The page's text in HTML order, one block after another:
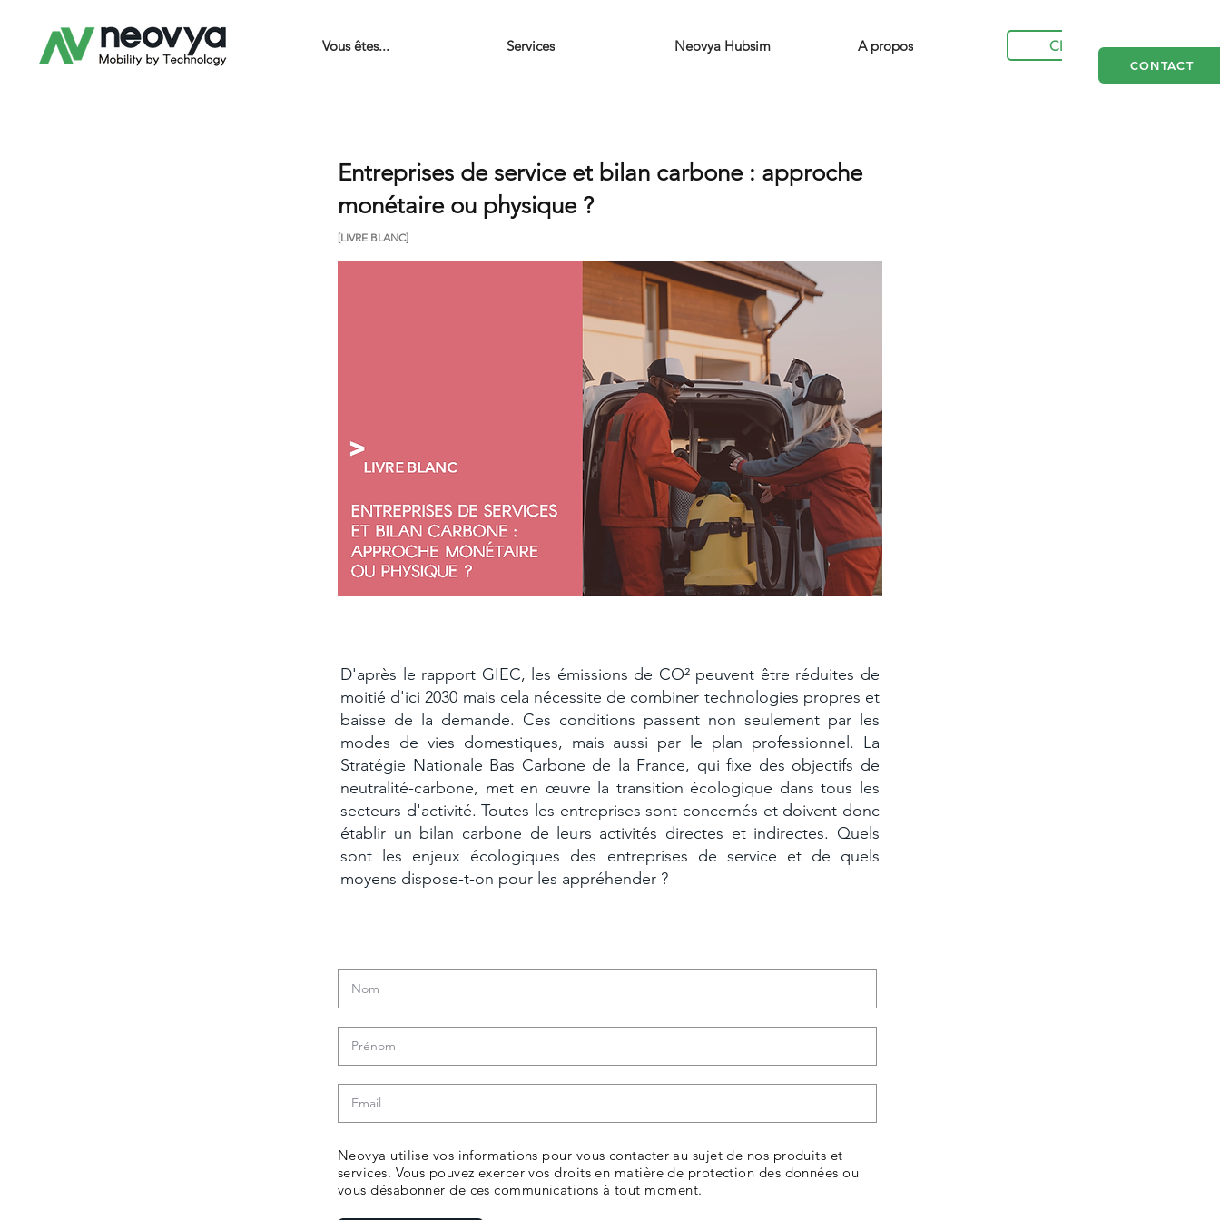
Vous êtes... Services Neovya Hubsim A propos Clients
CONTACT
Entreprises de service et bilan carbone : approche
monétaire ou physique ?
[LIVRE BLANC]
D'après le rapport GIEC, les émissions de CO² peuvent être réduites de
moitié d'ici 2030 mais cela nécessite de combiner technologies propres et
baisse de la demande. Ces conditions passent non seulement par les
modes de vies domestiques, mais aussi par le plan professionnel. La
Stratégie Nationale Bas Carbone de la France, qui fixe des objectifs de
neutralité-carbone, met en œuvre la transition écologique dans tous les
secteurs d'activité. Toutes les entreprises sont concernés et doivent donc
établir un bilan carbone de leurs activités directes et indirectes. Quels
sont les enjeux écologiques des entreprises de service et de quels
moyens dispose-t-on pour les appréhender ?
Neovya utilise vos informations pour vous contacter au sujet de nos produits et
services. Vous pouvez exercer vos droits en matière de protection des données ou
vous désabonner de ces communications à tout moment.